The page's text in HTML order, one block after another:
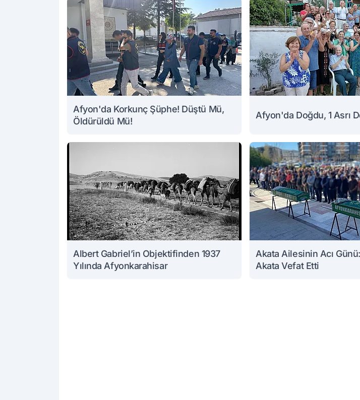
Afyon'da Korkunç Şüphe! Düştü Mü,
Öldürüldü Mü!
Afyon'da Doğdu, 1 Asrı
Albert Gabriel’in Objektifinden 1937
Yılında Afyonkarahisar
Akata Ailesinin Acı
Akata Vefat Etti